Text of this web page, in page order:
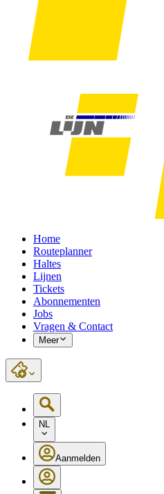
Home
Routeplanner
Haltes
Lijnen
Tickets
Abonnementen
Jobs
Vragen & Contact
Meer
NL
Aanmelden